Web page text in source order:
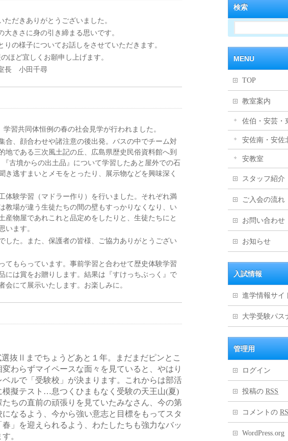
ただきありがとうございました。
きさに身の引き締まる思いです。
の様子についてお話しをさせていただきます。
ほど宜しくお願申し上げます。
長 小田千尋
習共同体恒例の春の社会見学が行われました。
合、顔合わせや諸注意の後出発。バスの中でチーム対
である三次風土記の丘、広島県歴史民俗資料館へ到
古墳からの出土品』について学習したあと屋外での石
逃すまいとメモをとったり、展示物などを興味深く
体験学習（マドラー作り）を行いました。それぞれ満
教場が違う生徒たちの間の壁もすっかりなくなり、い
産物屋であれこれと品定めをしたりと、生徒たちにと
います。
した。また、保護者の皆様、ご協力ありがとうござい
てもらっています。事前学習と合わせて歴史体験学習
には賞をお贈りします。結果は『すけっちぶっく』で
にて展示いたします。お楽しみに。
抜Ⅱまでちょうどあと１年。まだまだピンとこ
わらずマイペースな面々を見ていると、やはり
ルで「受験校」が決まります。これからは部活
擬テスト…息つくひまもなく受験の天王山(夏)
ちの直前の頑張りを見ていたみなさん、今の第
なるよう、今から強い意志と目標をもってスタ
」を迎えられるよう、わたしたちも強力なバッ
。
検索
MENU
TOP
教室案内
佐伯・安芸・
安佐南・安佐
安教室
スタッフ紹介
ご入会の流れ
お問い合わせ
お知らせ
入試情報
進学情報サイ
大学受験パス
管理用
ログイン
投稿の RSS
コメントの
WordPress.org